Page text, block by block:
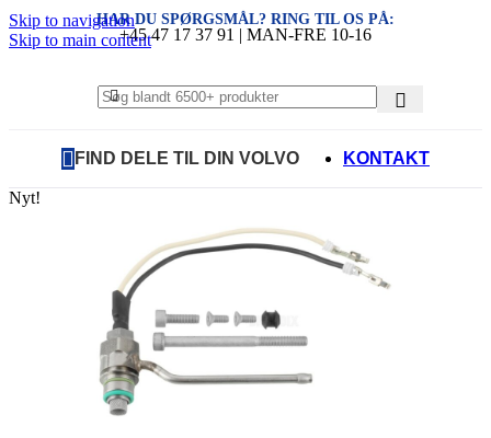
Skip to navigation
Skip to main content
HAR DU SPØRGSMÅL? RING TIL OS PÅ:
+45 47 17 37 91 | MAN-FRE 10-16
FIND DELE TIL DIN VOLVO KONTAKT
Nyt!